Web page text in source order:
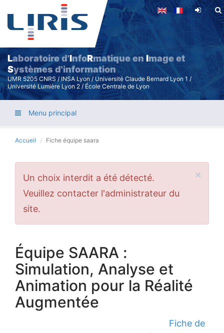
Aller
contenu
principal
Laboratoire d'InfoRmatique enImage et
Systèmes d'information
UMR 5205 CNRS / INSA Lyon / Université Claude Bernard Lyon 1 /
Université Lumière Lyon 2 / École Centrale de Lyon
Menu principal
Accueil Fiche équipe saara
×
Message
d'erreur
Un choix interdit a été détecté.
Veuillez contacter l'administrateur du
site.
Équipe SAARA :
Simulation, Analyse et
Animation pour la Réalité
Augmentée
Fiche de